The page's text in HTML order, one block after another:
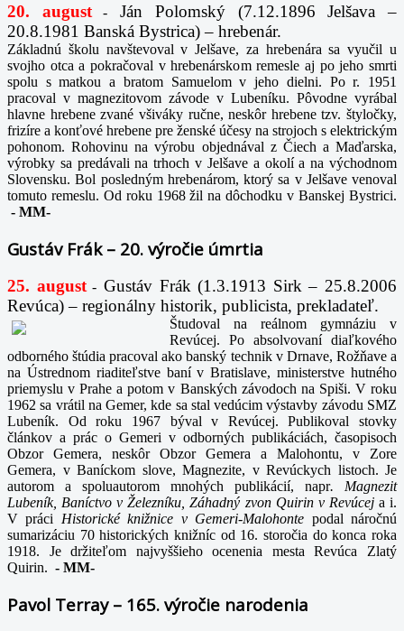
20. august-
Ján Polomský (7.12.1896 Jelšava –
20.8.1981 Banská Bystrica) – hrebenár.
Základnú školu navštevoval v Jelšave, za hrebenára sa vyučil u
svojho otca a pokračoval v hrebenárskom remesle aj po jeho smrti
spolu s matkou a bratom Samuelom v jeho dielni. Po r. 1951
pracoval v magnezitovom závode v Lubeníku. Pôvodne vyrábal
hlavne hrebene zvané všiváky ručne, neskôr hrebene tzv. štyločky,
frizíre a konťové hrebene pre ženské účesy na strojoch s elektrickým
pohonom. Rohovinu na výrobu objednával z Čiech a Maďarska,
výrobky sa predávali na trhoch v Jelšave a okolí a na východnom
Slovensku. Bol posledným hrebenárom, ktorý sa v Jelšave venoval
tomuto remeslu. Od roku 1968 žil na dôchodku v Banskej Bystrici.
- MM-
Gustáv Frák – 20. výročie úmrtia
25. august- Gustáv Frák (1.3.1913 Sirk – 25.8.2006
Revúca) – regionálny historik, publicista, prekladateľ.
Študoval na reálnom gymnáziu v
Revúcej. Po absolvovaní diaľkového
odborného štúdia pracoval ako banský technik v Drnave, Rožňave a
na Ústrednom riaditeľstve baní v Bratislave, ministerstve hutného
priemyslu v Prahe a potom v Banských závodoch na Spiši. V roku
1962 sa vrátil na Gemer, kde sa stal vedúcim výstavby závodu SMZ
Lubeník. Od roku 1967 býval v Revúcej. Publikoval stovky
článkov a prác o Gemeri v odborných publikáciách, časopisoch
Obzor Gemera, neskôr Obzor Gemera a Malohontu, v Zore
Gemera, v Baníckom slove, Magnezite, v Revúckych listoch. Je
autorom a spoluautorom mnohých publikácií, napr. Magnezit
Lubeník, Baníctvo v Železníku, Záhadný zvon Quirin v Revúcej a i.
V práci Historické knižnice v Gemeri-Malohonte podal náročnú
sumarizáciu 70 historických knižníc od 16. storočia do konca roka
1918. Je držiteľom najvyššieho ocenenia mesta Revúca Zlatý
Quirin. - MM-
Pavol Terray – 165. výročie narodenia